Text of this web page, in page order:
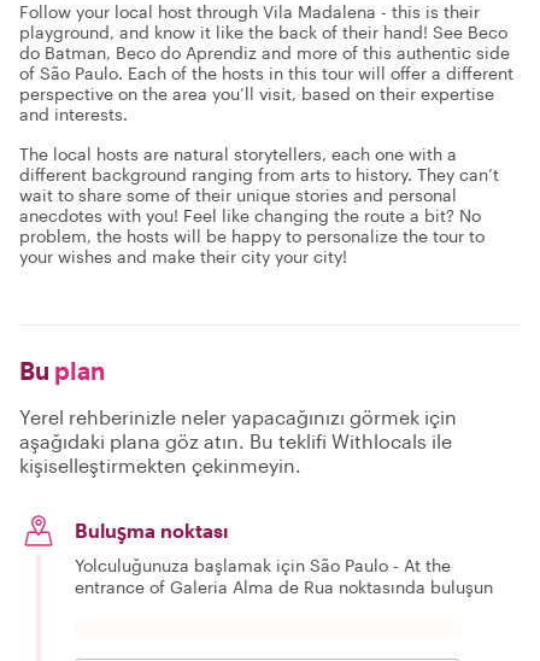
Follow your local host through Vila Madalena - this is their
playground, and know it like the back of their hand! See Beco
do Batman, Beco do Aprendiz and more of this authentic side
of São Paulo. Each of the hosts in this tour will offer a different
perspective on the area you’ll visit, based on their expertise
and interests.
The local hosts are natural storytellers, each one with a
different background ranging from arts to history. They can’t
wait to share some of their unique stories and personal
anecdotes with you! Feel like changing the route a bit? No
problem, the hosts will be happy to personalize the tour to
your wishes and make their city your city!
Bu plan
Yerel rehberinizle neler yapacağınızı görmek için
aşağıdaki plana göz atın. Bu teklifi Withlocals ile
kişiselleştirmekten çekinmeyin.
Buluşma noktası
Yolculuğunuza başlamak için São Paulo - At the
entrance of Galeria Alma de Rua noktasında buluşun